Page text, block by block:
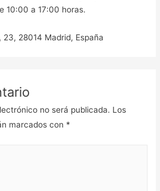
10:00 a 17:00 horas.
23, 28014 Madrid, España
no será publicada. Los
marcados con *